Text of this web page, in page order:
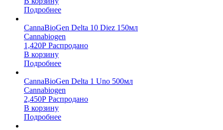
Подробнее
CannaBioGen Delta 10 Diez 150мл
Cannabiogen
1,420Р Распродано
В корзину
Подробнее
CannaBioGen Delta 1 Uno 500мл
Cannabiogen
2,450Р Распродано
В корзину
Подробнее